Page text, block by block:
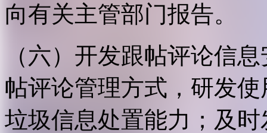
向有关主管部门报告。
（六）开发跟帖评论信
帖评论管理方式，研发
垃圾信息处置能力；及